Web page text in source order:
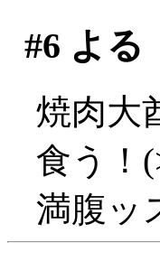
#6 よる
焼肉大
食う！
満腹ッ